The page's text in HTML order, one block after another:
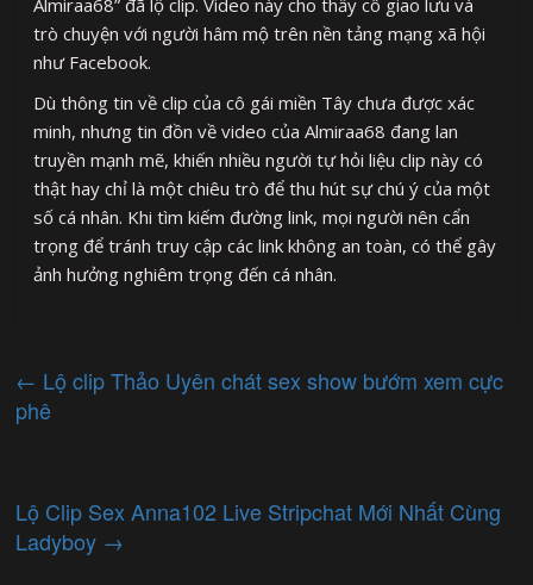
Almiraa68” đã lộ clip. Video này cho thấy cô giao lưu và
trò chuyện với người hâm mộ trên nền tảng mạng xã hội
như Facebook.
Dù thông tin về clip của cô gái miền Tây chưa được xác
minh, nhưng tin đồn về video của Almiraa68 đang lan
truyền mạnh mẽ, khiến nhiều người tự hỏi liệu clip này có
thật hay chỉ là một chiêu trò để thu hút sự chú ý của một
số cá nhân. Khi tìm kiếm đường link, mọi người nên cẩn
trọng để tránh truy cập các link không an toàn, có thể gây
ảnh hưởng nghiêm trọng đến cá nhân.
← Lộ clip Thảo Uyên chát sex show bướm xem cực
phê
Lộ Clip Sex Anna102 Live Stripchat Mới Nhất Cùng
Ladyboy →